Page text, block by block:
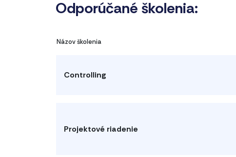
Odporúčané školenia:
Názov školenia
Controlling
Projektové riadenie